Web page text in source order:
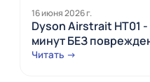
16 июня 2026 г.
Dyson Airstrait HT01
минут БЕЗ
Читать →